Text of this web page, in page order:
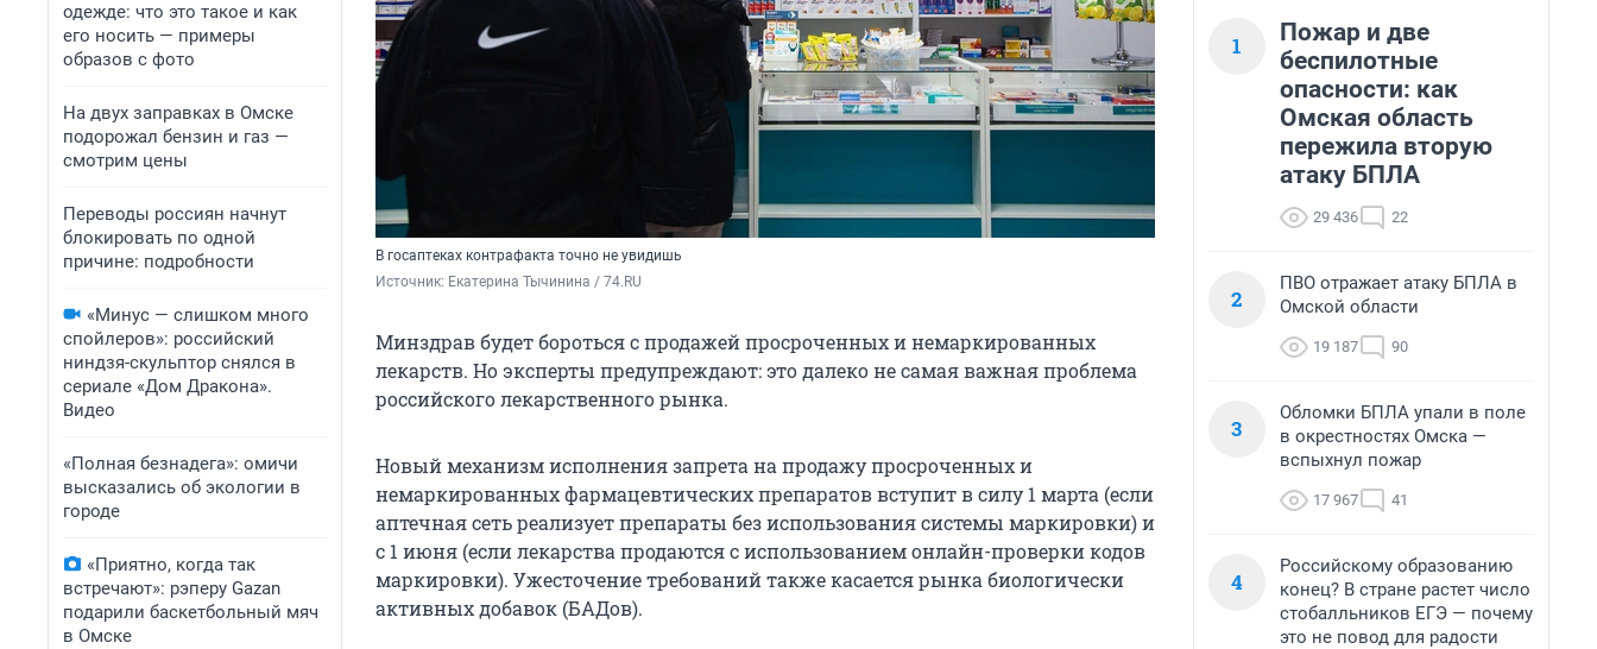
одежде: что это такое и как
его носить — примеры
образов с фото
На двух заправках в Омске
подорожал бензин и газ —
смотрим цены
Переводы россиян начнут
блокировать по одной
причине: подробности
«Минус — слишком много
спойлеров»: российский
ниндзя-скульптор снялся в
сериале «Дом Дракона».
Видео
«Полная безнадега»: омичи
высказались об экологии в
городе
«Приятно, когда так
встречают»: рэперу Gazan
подарили баскетбольный мяч
в Омске
В госаптеках контрафакта точно не увидишь
Источник: Екатерина Тычинина / 74.RU
Минздрав будет бороться с продажей просроченных и немаркированных
лекарств. Но эксперты предупреждают: это далеко не самая важная проблема
российского лекарственного рынка.
Новый механизм исполнения запрета на продажу просроченных и
немаркированных фармацевтических препаратов вступит в силу 1 марта (если
аптечная сеть реализует препараты без использования системы маркировки) и
с 1 июня (если лекарства продаются с использованием онлайн-проверки кодов
маркировки). Ужесточение требований также касается рынка биологически
активных добавок (БАДов).
1
Пожар и две
беспилотные
опасности: как
Омская область
пережила вторую
атаку БПЛА
29 436 22
2
ПВО отражает атаку БПЛА в
Омской области
19 187 90
3
Обломки БПЛА упали в поле
в окрестностях Омска —
вспыхнул пожар
17 967 41
4
Российскому образованию
конец? В стране растет число
стобалльников ЕГЭ — почему
это не повод для радости